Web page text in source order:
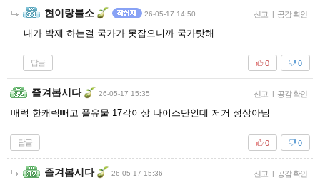
현이랑블소 26-05-17 14:50 신고 | 공감 확인
내가 박제 하는걸 국가가 못잡으니까 국가탓해
답글 0
0
즐겨봅시다 26-05-17 15:35 신고 | 공감 확인
배럭 한캐릭빼고 풀유물 17각이상 나이스단인데 저거 정상아님
답글 0
0
즐겨봅시다 26-05-17 15:36 신고 | 공감 확인